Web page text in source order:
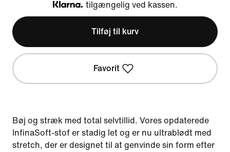
Klarna
tilgængelig ved kassen.
Tilføj til kurv
Favorit
Bøj og stræk med total selvtillid. Vores opdaterede
InfinaSoft-stof er stadig let og er nu ultrablødt med
stretch, der er designet til at genvinde sin form efter